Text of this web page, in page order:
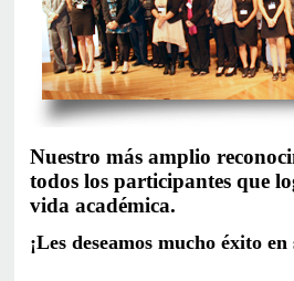
Nuestro más amplio
todos los participantes que
vida académica.
¡Les deseamos mucho éxito